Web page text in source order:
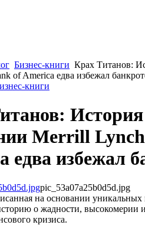
Бизнес-книги Крах Титанов:
of America едва избежал
книги
Merrill
едва избежал
pic_53a07a25b0d5d.jpg
на основании
о жадности, высокомерии
кризиса.